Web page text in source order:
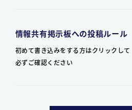
情報共有掲示板への投稿ルール
初めて書き込みをする方はクリックして
必ずご確認ください